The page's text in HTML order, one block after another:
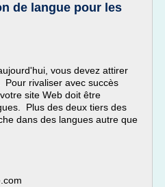
de langue pour les
vous devez attirer
Pour rivaliser avec succès
site Web doit être
Plus des deux tiers des
dans des langues autre que